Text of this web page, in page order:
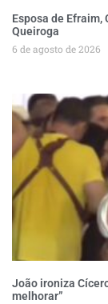
Esposa de
Queiroga
6 de agosto de 2026
João ironiza
melhorar”